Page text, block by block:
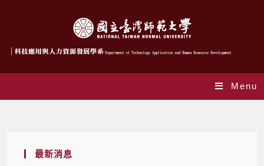
Menu
最新消息